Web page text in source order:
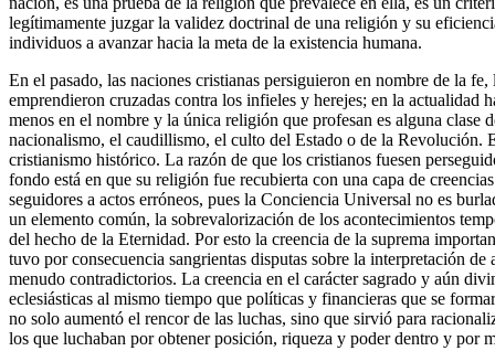
legítimamente juzgar la validez doctrinal de una religión y su
individuos a avanzar hacia la meta de la existencia humana.
En el pasado, las naciones cristianas persiguieron en nombre de la
emprendieron cruzadas contra los infieles y herejes; en la actualidad
menos en el nombre y la única religión que profesan es alguna clase
nacionalismo, el caudillismo, el culto del Estado o de la Revolución.
cristianismo histórico. La razón de que los cristianos fuesen
fondo está en que su religión fue recubierta con una capa de
seguidores a actos erróneos, pues la Conciencia Universal no es
un elemento común, la sobrevalorización de los acontecimientos
del hecho de la Eternidad. Por esto la creencia de la suprema
tuvo por consecuencia sangrientas disputas sobre la interpretación de
menudo contradictorios. La creencia en el carácter sagrado y aún
eclesiásticas al mismo tiempo que políticas y financieras que se
no solo aumentó el rencor de las luchas, sino que sirvió para
los que luchaban por obtener posición, riqueza y poder dentro y por